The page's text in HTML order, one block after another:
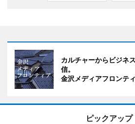
カルチャーからビジネ
信。
金沢メディアフロンテ
ピックアップ